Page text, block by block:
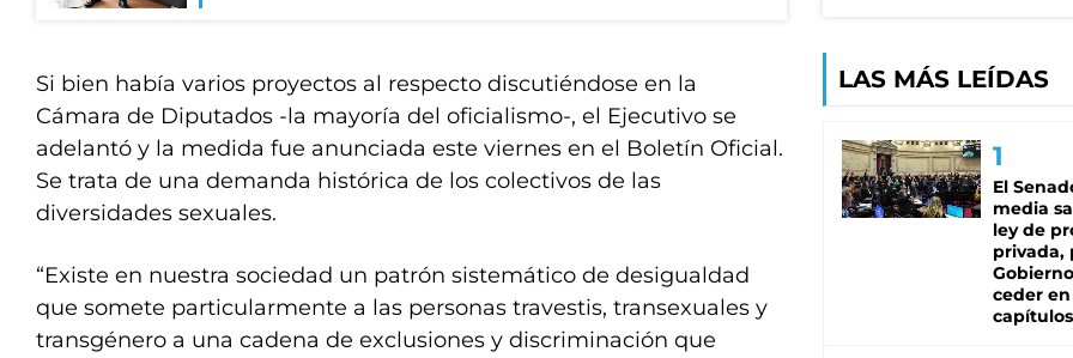
Si bien había varios proyectos al respecto discutiéndose en la
Cámara de Diputados -la mayoría del oficialismo-, el Ejecutivo se
adelantó y la medida fue anunciada este viernes en el Boletín Oficial.
Se trata de una demanda histórica de los colectivos de las
diversidades sexuales.
“Existe en nuestra sociedad un patrón sistemático de desigualdad
que somete particularmente a las personas travestis, transexuales y
transgénero a una cadena de exclusiones y discriminación que
LAS MÁS LEÍDAS
El
media
ley de
privada,
ceder
capítulos